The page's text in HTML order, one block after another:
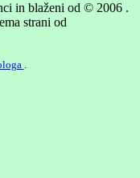
in blaženi od © 2006 .
strani od
.